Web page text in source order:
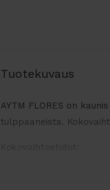
Tuotekuvaus
AYTM FLORES on
tulppaaneista.